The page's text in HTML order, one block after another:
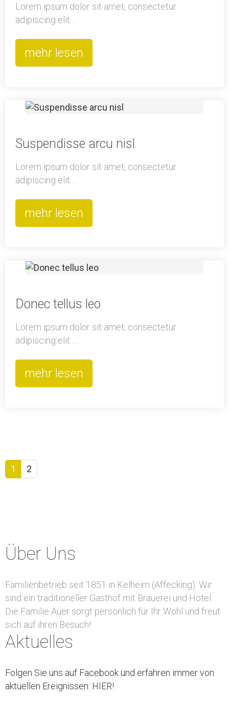
Lorem ipsum dolor sit amet, consectetur
adipiscing elit.…
mehr lesen
Suspendisse arcu nisl
Lorem ipsum dolor sit amet, consectetur
adipiscing elit.…
mehr lesen
Donec tellus leo
Lorem ipsum dolor sit amet, consectetur
adipiscing elit.…
mehr lesen
1 2
Über Uns
Familienbetrieb seit 1851 in Kelheim (Affecking). Wir
sind ein traditioneller Gasthof mit Brauerei und Hotel.
Die Familie Auer sorgt persönlich für Ihr Wohl und freut
sich auf ihren Besuch!
Aktuelles
Folgen Sie uns auf Facebook und erfahren immer von
aktuellen Ereignissen: HIER!